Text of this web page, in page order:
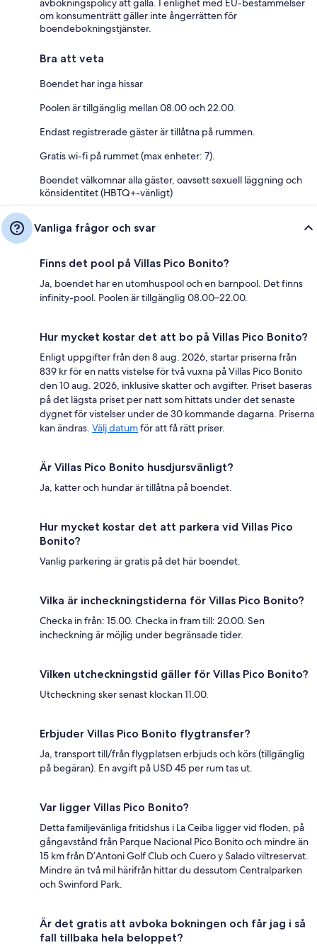
avbokningspolicy att gälla. I enlighet med EU-bestämmelser
om konsumenträtt gäller inte ångerrätten för
boendebokningstjänster.
Bra att veta
Boendet har inga hissar
Poolen är tillgänglig mellan 08.00 och 22.00.
Endast registrerade gäster är tillåtna på rummen.
Gratis wi-fi på rummet (max enheter: 7).
Boendet välkomnar alla gäster, oavsett sexuell läggning och
könsidentitet (HBTQ+-vänligt)
Vanliga frågor och svar
Finns det pool på Villas Pico Bonito?
Ja, boendet har en utomhuspool och en barnpool. Det finns
infinity-pool. Poolen är tillgänglig 08.00–22.00.
Hur mycket kostar det att bo på Villas Pico Bonito?
Enligt uppgifter från den 8 aug. 2026, startar priserna från
839 kr för en natts vistelse för två vuxna på Villas Pico Bonito
den 10 aug. 2026, inklusive skatter och avgifter. Priset baseras
på det lägsta priset per natt som hittats under det senaste
dygnet för vistelser under de 30 kommande dagarna. Priserna
kan ändras. Välj datumför att få rätt priser.
Är Villas Pico Bonito husdjursvänligt?
Ja, katter och hundar är tillåtna på boendet.
Hur mycket kostar det att parkera vid Villas Pico
Bonito?
Vanlig parkering är gratis på det här boendet.
Vilka är incheckningstiderna för Villas Pico Bonito?
Checka in från: 15.00. Checka in fram till: 20.00. Sen
incheckning är möjlig under begränsade tider.
Vilken utcheckningstid gäller för Villas Pico Bonito?
Utcheckning sker senast klockan 11.00.
Erbjuder Villas Pico Bonito flygtransfer?
Ja, transport till/från flygplatsen erbjuds och körs (tillgänglig
på begäran). En avgift på USD 45 per rum tas ut.
Var ligger Villas Pico Bonito?
Detta familjevänliga fritidshus i La Ceiba ligger vid floden, på
gångavstånd från Parque Nacional Pico Bonito och mindre än
15 km från D’Antoni Golf Club och Cuero y Salado viltreservat.
Mindre än två mil härifrån hittar du dessutom Centralparken
och Swinford Park.
Är det gratis att avboka bokningen och får jag i så
fall tillbaka hela beloppet?